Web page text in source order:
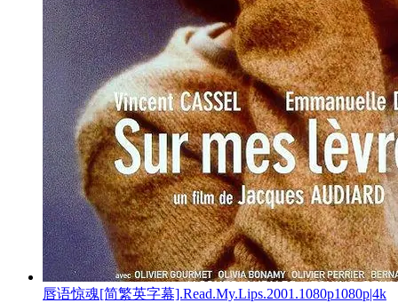
唇语惊魂[简繁英字幕].Read.My.Lips.2001.1080p1080p|4k